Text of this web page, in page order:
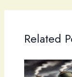
Related